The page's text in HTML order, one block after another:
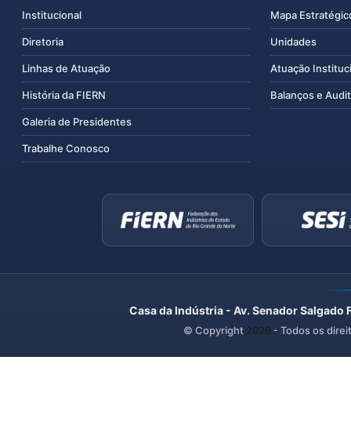
Institucional
Diretoria
Linhas de Atuação
História da FIERN
Galeria de Presidentes
Trabalhe Conosco
Mapa
Unidades
Atuação
Balanços e
Casa da Indústria - Av. Senador
© Copyright 2026 - Todos os